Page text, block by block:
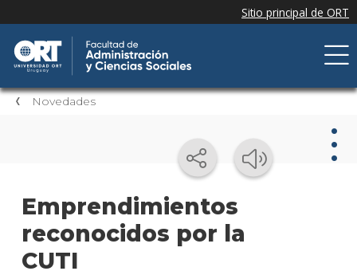
Novedades
Emprendimientos
reconocidos por la
CUTI